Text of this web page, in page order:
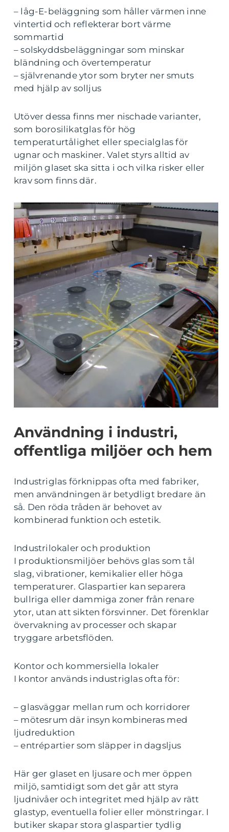
– låg-E-beläggning som håller värmen inne
vintertid och reflekterar bort värme
sommartid
– solskyddsbeläggningar som minskar
bländning och övertemperatur
– självrenande ytor som bryter ner smuts
med hjälp av solljus
Utöver dessa finns mer nischade varianter,
som borosilikatglas för hög
temperaturtålighet eller specialglas för
ugnar och maskiner. Valet styrs alltid av
miljön glaset ska sitta i och vilka risker eller
krav som finns där.
Användning i industri,
offentliga miljöer och hem
Industriglas förknippas ofta med fabriker,
men användningen är betydligt bredare än
så. Den röda tråden är behovet av
kombinerad funktion och estetik.
Industrilokaler och produktion
I produktionsmiljöer behövs glas som tål
slag, vibrationer, kemikalier eller höga
temperaturer. Glaspartier kan separera
bullriga eller dammiga zoner från renare
ytor, utan att sikten försvinner. Det förenklar
övervakning av processer och skapar
tryggare arbetsflöden.
Kontor och kommersiella lokaler
I kontor används industriglas ofta för:
– glasväggar mellan rum och korridorer
– mötesrum där insyn kombineras med
ljudreduktion
– entrépartier som släpper in dagsljus
Här ger glaset en ljusare och mer öppen
miljö, samtidigt som det går att styra
ljudnivåer och integritet med hjälp av rätt
glastyp, eventuella folier eller mönstringar. I
butiker skapar stora glaspartier tydlig